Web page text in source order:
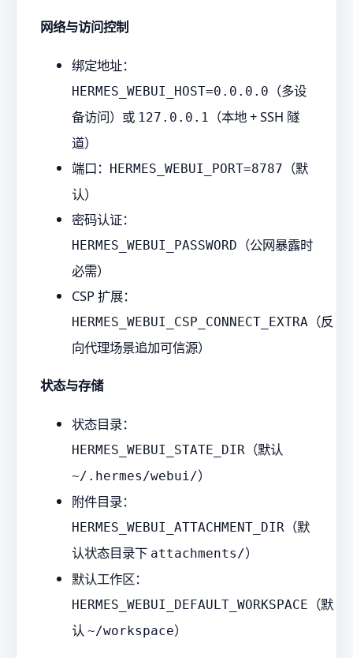
网络与访问控制
绑定地址：
HERMES_WEBUI_HOST=0.0.0.0
（多设
备访问）或 127.0.0.1
（本地 + SSH 隧
道）
端口： HERMES_WEBUI_PORT=8787
（默
认）
密码认证：
HERMES_WEBUI_PASSWORD
（公网暴露时
必需）
CSP 扩展：
HERMES_WEBUI_CSP_CONNECT_EXTRA （反
向代理场景追加可信源）
状态与存储
状态目录：
HERMES_WEBUI_STATE_DIR （默认
~/.hermes/webui/）
附件目录：
HERMES_WEBUI_ATTACHMENT_DIR （默
认状态目录下 attachments/）
默认工作区：
HERMES_WEBUI_DEFAULT_WORKSPACE
（默
认 ~/workspace）